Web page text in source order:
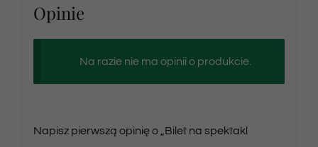
Opinie
Na razie nie ma opinii o produkcie.
Napisz pierwszą opinię o „Bilet na spektakl